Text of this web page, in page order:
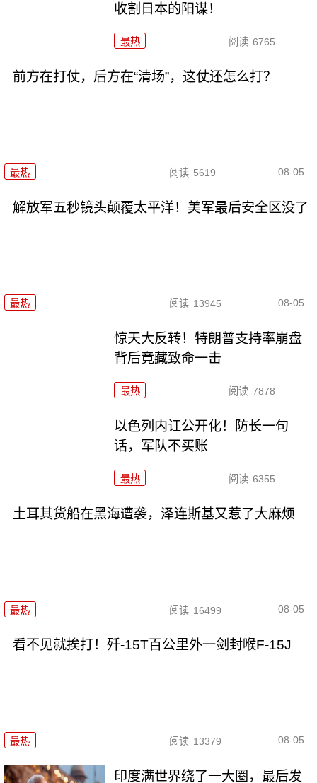
收割日本的阳谋！
最热 阅读 6765
前方在打仗，后方在“清场”，这仗还怎么打？
最热 阅读 5619 08-05
解放军五秒镜头颠覆太平洋！美军最后安全区没了
最热 阅读 13945 08-05
惊天大反转！特朗普支持率崩盘
背后竟藏致命一击
最热 阅读 7878
以色列内讧公开化！防长一句
话，军队不买账
最热 阅读 6355
土耳其货船在黑海遭袭，泽连斯基又惹了大麻烦
最热 阅读 16499 08-05
看不见就挨打！歼-15T百公里外一剑封喉F-15J
最热 阅读 13379 08-05
印度满世界绕了一大圈，最后发